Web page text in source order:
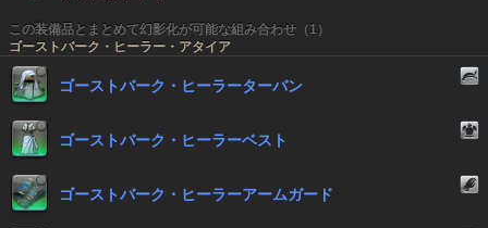
この装備品とまとめて幻影化が可能な組み合わせ（1）
ゴーストバーク・ヒーラー・アタイア
ゴーストバーク・ヒーラーターバン
ゴーストバーク・ヒーラーベスト
ゴーストバーク・ヒーラーアームガード